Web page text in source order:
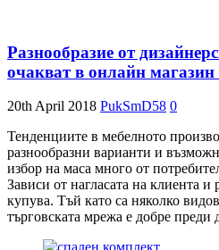
Разнообразие от
очакват в онлайн
20th April 2018 PukSmD58 0
Тенденциите в мебелното
разнообразни варианти и
избор на маса много от
Зависи от нагласата на клиента и
купува. Тъй като са няколко
търговската мрежа е добре преди